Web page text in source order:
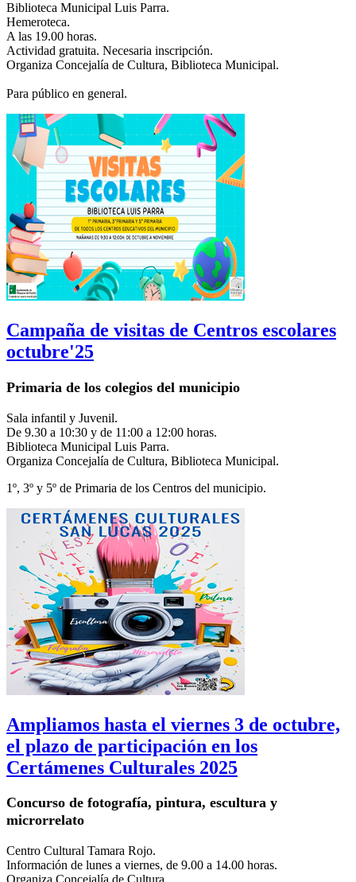
Biblioteca Municipal Luis Parra.
Hemeroteca.
A las 19.00 horas.
Actividad gratuita. Necesaria inscripción.
Organiza Concejalía de Cultura, Biblioteca Municipal.
Para público en general.
Campaña de visitas de Centros escolares
octubre'25
Primaria de los colegios del municipio
Sala infantil y Juvenil.
De 9.30 a 10:30 y de 11:00 a 12:00 horas.
Biblioteca Municipal Luis Parra.
Organiza Concejalía de Cultura, Biblioteca Municipal.
1º, 3º y 5º de Primaria de los Centros del municipio.
Ampliamos hasta el viernes 3 de octubre,
el plazo de participación en los
Certámenes Culturales 2025
Concurso de fotografía, pintura, escultura y
microrrelato
Centro Cultural Tamara Rojo.
Información de lunes a viernes, de 9.00 a 14.00 horas.